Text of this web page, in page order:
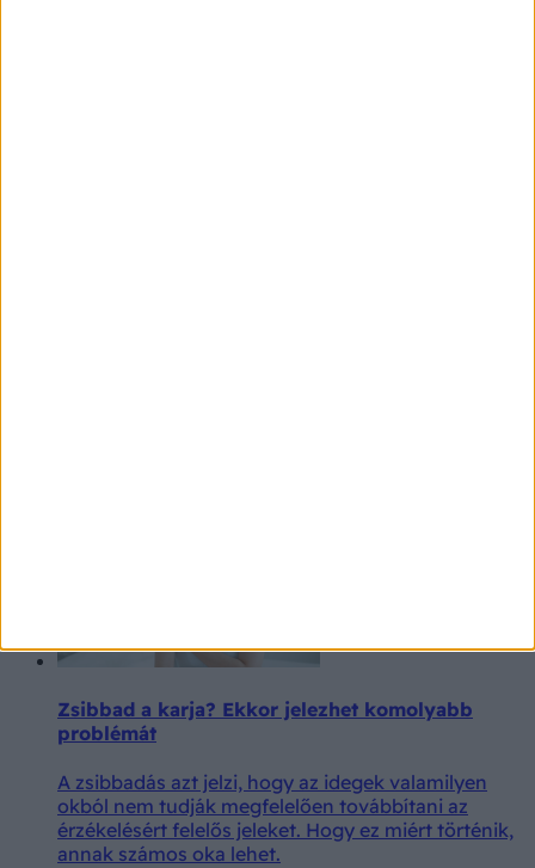
Zsibbad a karja? Ekkor jelezhet komolyabb
problémát
A zsibbadás azt jelzi, hogy az idegek valamilyen
okból nem tudják megfelelően továbbítani az
érzékelésért felelős jeleket. Hogy ez miért történik,
annak számos oka lehet.